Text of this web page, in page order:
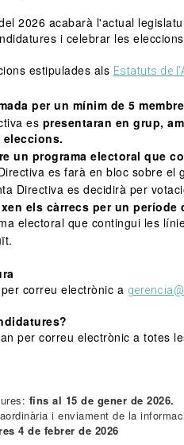
2026 acabarà l'actual
i celebrar les
estipulades als Estatuts de
per un mínim de 5
es presentaran en grup,
un programa electoral que
es farà en bloc sobre el
Directiva es decidirà per
els càrrecs per un període
electoral que contingui les
correu electrònic a
per correu electrònic a totes
fins al 15 de gener de 2026.
i enviament de la
4 de febrer de 2026